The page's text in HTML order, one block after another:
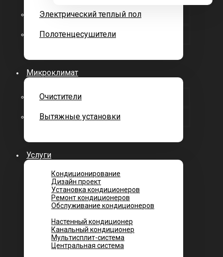
Электрический теплый пол
Полотенцесушители
Микроклимат
Очистители
Вытяжные установки
Услуги
Кондиционирование
Дизайн проект
Установка кондиционеров
Ремонт кондиционеров
Обслуживание кондиционеров
Настенный кондиционер
Канальный кондиционер
Мультисплит-система
Центральная система